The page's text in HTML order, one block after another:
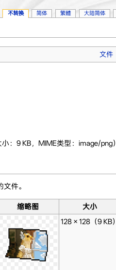
文件
小：9 KB，MIME类型：image/png）
件。
缩略图 大小
128 × 128（9 KB）
不转换 简体 繁體 大陆简体